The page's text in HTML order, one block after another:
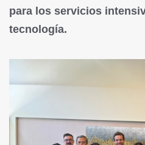
para los servicios
tecnología.